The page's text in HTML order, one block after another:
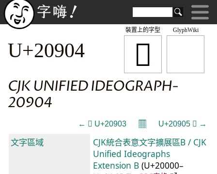
GlyphWiki
𠤄
裝置上的字型
U+20904
CJK UNIFIED IDEOGRAPH-
20904
← 𠤃 U+20903 𝄜 U+20905 𠤅 →
文字區域
CJK統合表意文字擴展區B / CJK
Unified Ideographs
Extension B (U+20000–